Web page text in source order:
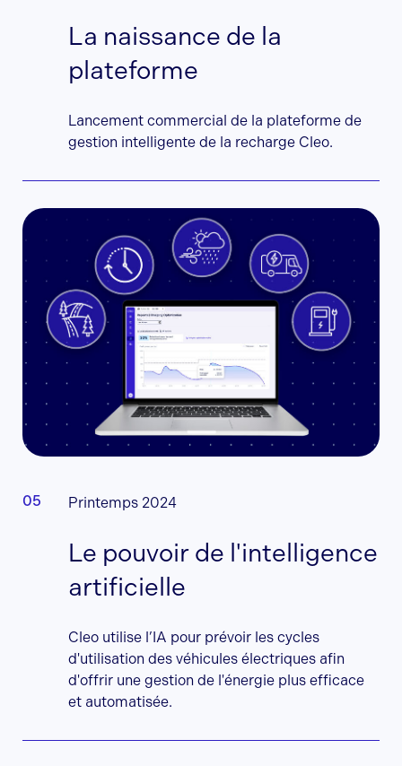
La naissance de la
plateforme
Lancement commercial de la plateforme de
gestion intelligente de la recharge Cleo.
Printemps 2024
Le pouvoir de l'intelligence
artificielle
Cleo utilise l’IA pour prévoir les cycles
d'utilisation des véhicules électriques afin
d'offrir une gestion de l'énergie plus efficace
et automatisée.